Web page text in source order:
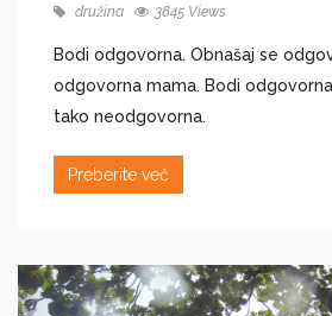
družina 3845 Views
Bodi odgovorna. Obnašaj se
odgovorna mama. Bodi
tako neodgovorna.
Preberite več